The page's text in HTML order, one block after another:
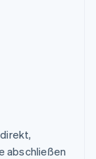
abschließen